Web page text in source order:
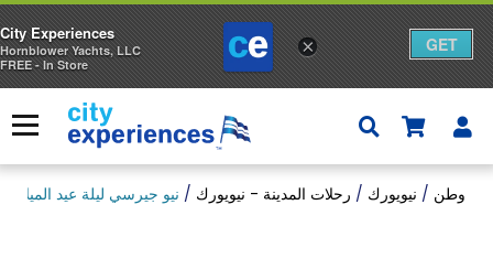
قائمة
وطن / نيويورك / رحلات المدينة - نيويورك / نيو جيرسي ليلة عيد
س
ل
ة
×
City Experiences
Hornblower Yachts, LLC
FREE - In Store
GET